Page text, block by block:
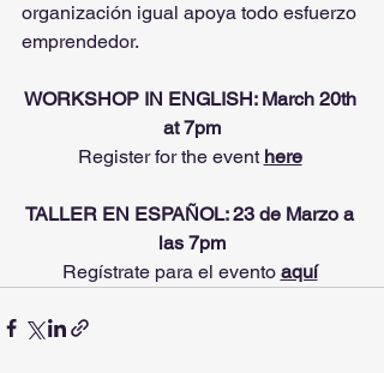
organización igual apoya todo esfuerzo
emprendedor.
WORKSHOP IN ENGLISH: March 20th
at 7pm
Register for the event here
TALLER EN ESPAÑOL: 23 de Marzo a
las 7pm
Regístrate para el evento aquí